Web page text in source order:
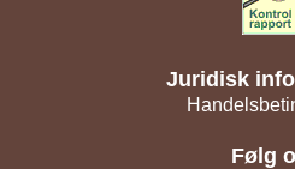
Juridisk
Følg